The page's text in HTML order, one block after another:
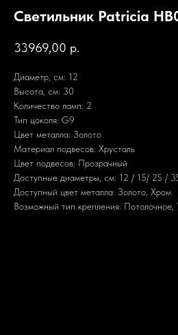
Светильник Patricia
33969,00 р.
Диаметр, см: 12
Высота, см: 30
Количество ламп: 2
Тип цоколя: G9
Цвет металла: Золото
Материал подвесов: Хрусталь
Цвет подвесов: Прозрачный
Доступные диаметры, см: 12 / 15/ 25 /
Доступный цвет металла: Золото, Хром
Возможный тип крепления: Потолочное,